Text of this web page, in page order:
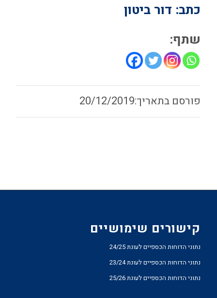
כתב: דור ביטון
שתף:
20/12/2019
קישורים שימושיים
נתוני הדוחות הכספיים לעונת 24/25
נתוני הדוחות הכספיים לעונת 23/24
נתוני הדוחות הכספיים לעונת 25/26